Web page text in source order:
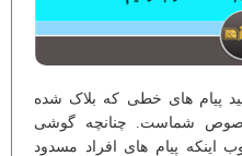
پیام های خطی که بلاک شده
شماست. چنانچه گوشی
اینکه پیام های افراد مسدود